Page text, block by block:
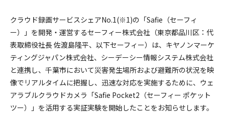
IR情報
採用情報
クラウド録画サービスシェアNo.1(※1)の「Safie（セーフィ
ー）」を開発・運営するセーフィー株式会社（東京都品川区：代
表取締役社長 佐渡島隆平、以下セーフィー）は、キヤノンマーケ
ティングジャパン株式会社、シーデーシー情報システム株式会社
と連携し、千葉市において災害発生場所および避難所の状況を映
像でリアルタイムに把握し、迅速な対応を実施するために、ウェ
アラブルクラウドカメラ「Safie Pocket2（セーフィー ポケット
ツー）」を活用する実証実験を開始したことをお知らせします。